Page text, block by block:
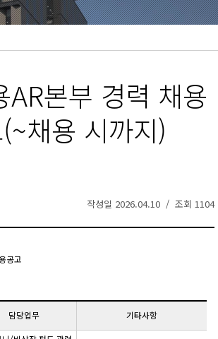
AR본부 경력 채용
채용 시까지)
작성일 2026.04.10 / 조회 1104
공고
담당업무 기타사항